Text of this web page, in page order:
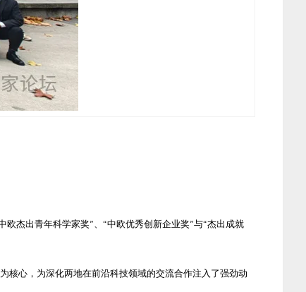
欧杰出青年科学家奖”、 “中欧优秀创新企业奖”与“杰出成就
核心，为深化两地在前沿科技领域的交流合作注入了强劲动